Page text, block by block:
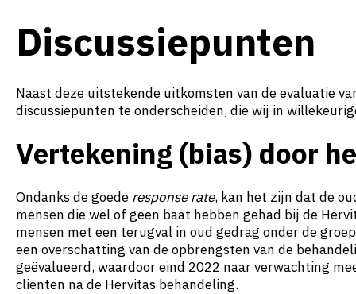
Discussiepunten
Naast deze uitstekende uitkomsten van de evaluatie
discussiepunten te onderscheiden, die wij in
Vertekening (bias) door
Ondanks de goede response rate, kan het zijn dat de
mensen die wel of geen baat hebben gehad bij de
mensen met een terugval in oud gedrag onder de
een overschatting van de opbrengsten van de
geëvalueerd, waardoor eind 2022 naar verwachting
cliënten na de Hervitas behandeling.